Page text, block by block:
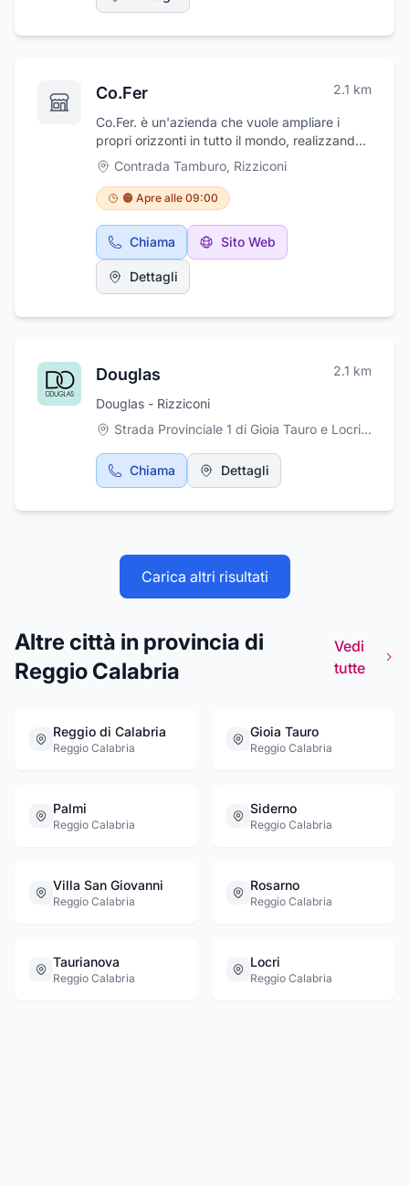
richiedere un preventivo a domicilio, gratuito.
Co.Fer 2.1 km
Co.Fer. è un'azienda che vuole ampliare i
propri orizzonti in tutto il mondo, realizzando
opere, architetture e infrastrutture orientate a
rigenerare i territori e le periferie urbane, a
valorizzare il patrimonio storico, artistico e
naturale, a produrre bellezza e innovazione
sostenibile, contribuendo alla creazione del
benessere economico e sociale delle
comunità di riferimento.
Contrada Tamburo, Rizziconi
🟠 Apre alle 09:00
Chiama Sito Web
Dettagli
Douglas 2.1 km
Douglas - Rizziconi
Strada Provinciale 1 di Gioia Tauro e Locri, Rizziconi
Chiama Dettagli
Carica altri risultati
Altre città in provincia di
Reggio Calabria
Vedi
tutte
Reggio di Calabria
Reggio Calabria
Gioia Tauro
Reggio Calabria
Palmi
Reggio Calabria
Siderno
Reggio Calabria
Villa San Giovanni
Reggio Calabria
Rosarno
Reggio Calabria
Taurianova
Reggio Calabria
Locri
Reggio Calabria